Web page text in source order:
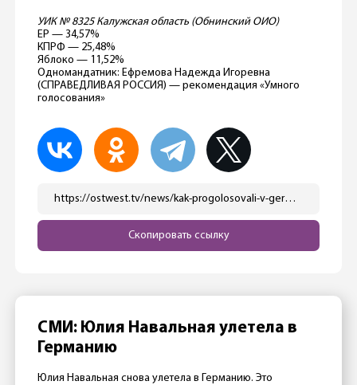
УИК № 8325 Калужская область (Обнинский ОИО)
ЕР — 34,57%
КПРФ — 25,48%
Яблоко — 11,52%
Одномандатник: Ефремова Надежда Игоревна
(СПРАВЕДЛИВАЯ РОССИЯ) — рекомендация «Умного
голосования»
https://ostwest.tv/news/kak-progolosovali-v-germanii-na-rossijskih-vyborah/
Скопировать ссылку
СМИ: Юлия Навальная улетела в
Германию
Юлия Навальная снова улетела в Германию. Это